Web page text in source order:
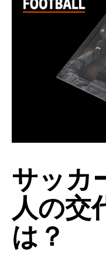
サッカ
人の交
は？